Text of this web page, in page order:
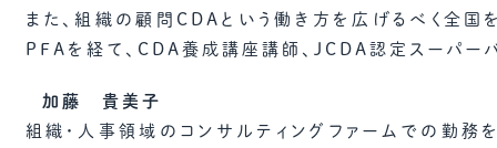
また、組織の顧問CDAという働き方を広げるべく全国
PFAを経て、CDA養成講座講師、JCDA認定スーパー
加藤 貴美子
組織・人事領域のコンサルティングファームでの勤務